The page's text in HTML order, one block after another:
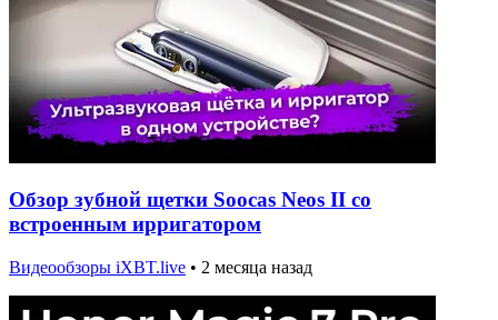
Обзор зубной щетки Soocas Neos II со
встроенным ирригатором
Видеообзоры iXBT.live • 2 месяца назад